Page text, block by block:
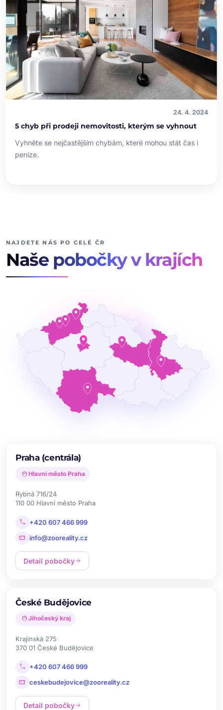
24. 4. 2024
5 chyb při prodeji nemovitosti, kterým se vyhnout
Vyhněte se nejčastějším chybám, které mohou stát čas i
peníze.
NAJDETE NÁS PO CELÉ ČR
Naše pobočky v krajích
Praha (centrála)
location_on Hlavní město Praha
Rybná 716/24
110 00 Hlavní město Praha
call +420 607 466 999
mail info@zooreality.cz
Detail pobočkyarrow_forward
České Budějovice
location_on Jihočeský kraj
Krajinská 275
370 01 České Budějovice
call +420 607 466 999
mail ceskebudejovice@zooreality.cz
Detail pobočkyarrow_forward